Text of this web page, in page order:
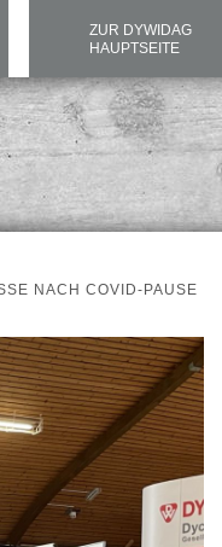
ZUR DYWIDAG
HAUPTSEITE
NACH COVID-PAUSE